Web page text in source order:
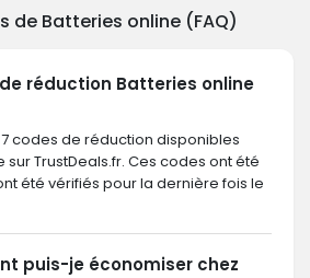
de Batteries online (FAQ)
réduction Batteries online
codes de réduction disponibles
TrustDeals.fr. Ces codes ont été
été vérifiés pour la dernière fois le
puis-je économiser chez